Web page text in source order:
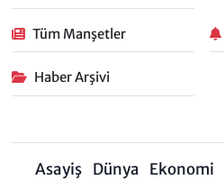
Tüm Manşetler
Haber Arşivi
Asayiş Dünya Ekonomi